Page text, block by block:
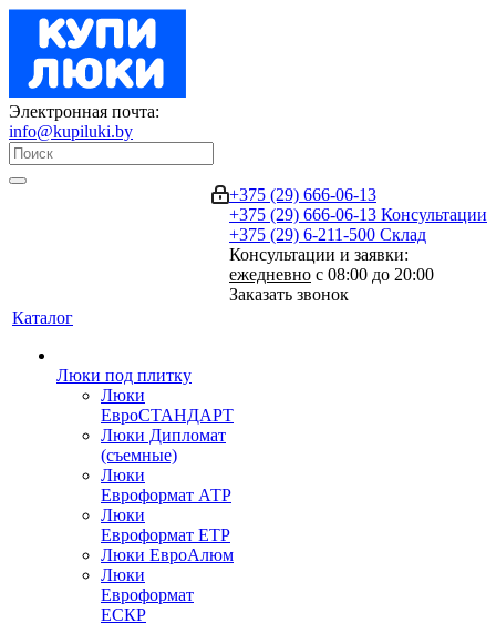
Электронная почта:
info@kupiluki.by
+375 (29) 666-06-13
+375 (29) 666-06-13 Консультации
+375 (29) 6-211-500 Склад
Консультации и заявки:
ежедневно с 08:00 до 20:00
Заказать звонок
Каталог
Люки под плитку
Люки
ЕвроСТАНДАРТ
Люки Дипломат
(съемные)
Люки
Евроформат АТР
Люки
Евроформат ЕТР
Люки ЕвроАлюм
Люки
Евроформат
ЕСКР